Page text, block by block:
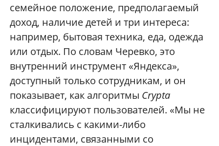
семейное положение, предполагаемый
доход, наличие детей и три интереса:
например, бытовая техника, еда, одежда
или отдых. По словам Черевко, это
внутренний инструмент «Яндекса»,
доступный только сотрудникам, и он
показывает, как алгоритмы Crypta
классифицируют пользователей. «Мы не
сталкивались с какими-либо
инцидентами, связанными со